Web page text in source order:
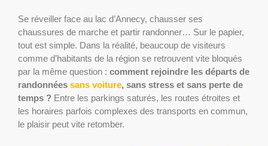
Se réveiller face au lac d’Annecy, chausser ses
chaussures de marche et partir randonner… Sur le papier,
tout est simple. Dans la réalité, beaucoup de visiteurs
comme d’habitants de la région se retrouvent vite bloqués
par la même question : comment rejoindre les départs de
randonnées sans voiture, sans stress et sans perte de
temps ? Entre les parkings saturés, les routes étroites et
les horaires parfois complexes des transports en commun,
le plaisir peut vite retomber.